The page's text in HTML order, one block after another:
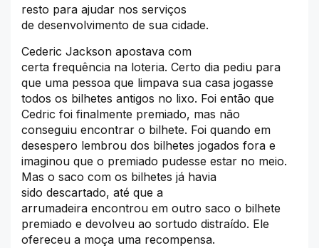
resto para ajudar nos serviços
de desenvolvimento de sua cidade.
Cederic Jackson apostava com
certa frequência na loteria. Certo dia pediu para
que uma pessoa que limpava sua casa jogasse
todos os bilhetes antigos no lixo. Foi então que
Cedric foi finalmente premiado, mas não
conseguiu encontrar o bilhete. Foi quando em
desespero lembrou dos bilhetes jogados fora e
imaginou que o premiado pudesse estar no meio.
Mas o saco com os bilhetes já havia
sido descartado, até que a
arrumadeira encontrou em outro saco o bilhete
premiado e devolveu ao sortudo distraído. Ele
ofereceu a moça uma recompensa.